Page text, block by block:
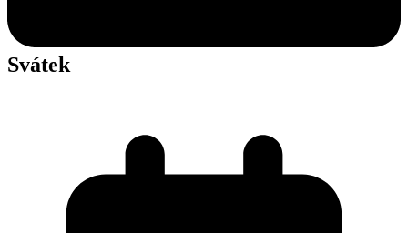
Svátek